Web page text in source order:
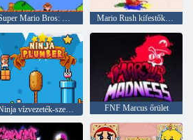
Super Mario Bros: Két játékos hack Mario Rush kifestőkönyv
Ninja vízvezeték-szerelő FNF Marcus őrület